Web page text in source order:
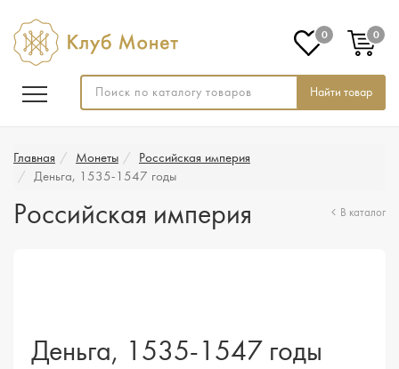
Найти товар
0 0
Главная Монеты
Российская империя
Деньга, 1535-1547 годы
Российская империя В каталог
Деньга, 1535-1547 годы